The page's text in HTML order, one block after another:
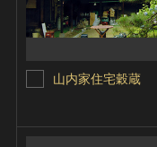
山内家住宅穀蔵